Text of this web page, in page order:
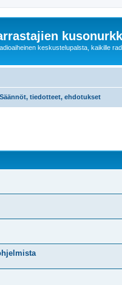
keskustelupalsta, kaikille
Säännöt, tiedotteet, ehdotukset